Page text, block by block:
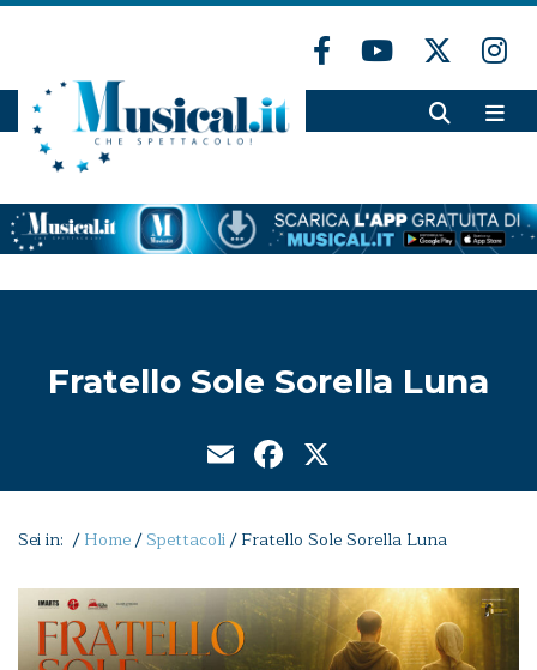
Fratello Sole Sorella Luna
EmailFacebook
Sei in: /Home/Spettacoli/Fratello Sole Sorella Luna